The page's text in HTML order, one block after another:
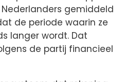
gemiddeld
de periode waarin ze
langer wordt. Dat
de partij financieel